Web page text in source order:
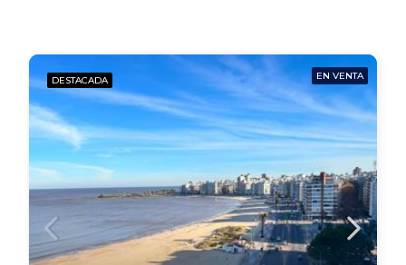
DESTACADA EN VENTA